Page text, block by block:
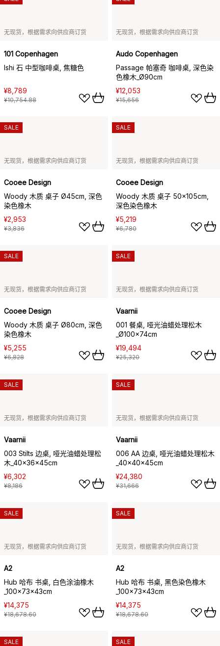
无现货，根据需求向供应商订货
101 Copenhagen
Ishi 石 中型咖啡桌, 焦糖色
¥8,789
¥10,754.88
无现货，根据需求向供应商订货
Audo Copenhagen
Passage 帕塞奇 咖啡桌, 深色染
色橡木_Ø90cm
¥12,053
¥15,656
无现货，根据需求向供应商订货
Cooee Design
Woody 木质 桌子 Ø45cm, 深色
染色橡木
¥2,953
¥3,836
SALE
无现货，根据需求向供应商订货
Cooee Design
Woody 木质 桌子 50x105cm,
深色染色橡木
¥5,219
¥6,780
SALE
无现货，根据需求向供应商订货
Cooee Design
Woody 木质 桌子 Ø80cm, 深色
染色橡木
¥5,255
¥6,828
SALE
无现货，根据需求向供应商订货
Vaarnii
001 餐桌, 哑光油蜡处理松木
_Ø100x74cm
¥19,494
¥25,320
SALE
无现货，根据需求向供应商订货
Vaarnii
003 Stilts 边桌, 哑光油蜡处理松
木_40x36x45cm
¥6,302
¥8,186
SALE
无现货，根据需求向供应商订货
Vaarnii
006 AA 边桌, 哑光油蜡处理松木
_40x40x45cm
¥24,380
¥31,666
SALE
无现货，根据需求向供应商订货
A2
Hub 哈布 书桌, 白色涂油橡木
_100x73x43cm
¥14,375
¥18,678.60
SALE
无现货，根据需求向供应商订货
A2
Hub 哈布 书桌, 黑色染色橡木
_100x73x43cm
¥14,375
¥18,678.60
SALE
SALE SALE